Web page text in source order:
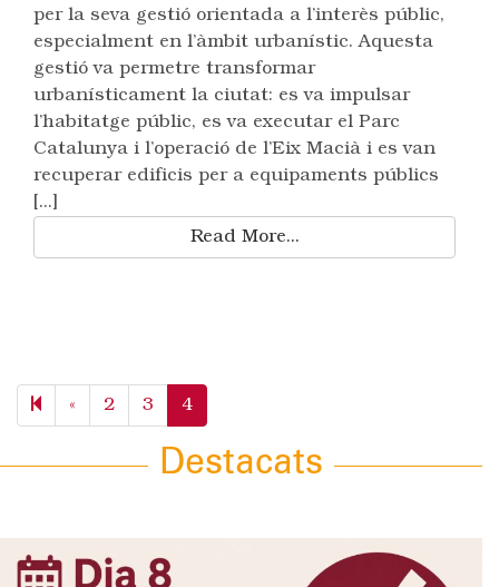
per la seva gestió orientada a l’interès públic,
especialment en l’àmbit urbanístic. Aquesta
gestió va permetre transformar
urbanísticament la ciutat: es va impulsar
l’habitatge públic, es va executar el Parc
Catalunya i l’operació de l’Eix Macià i es van
recuperar edificis per a equipaments públics
[...]
Read More...
« Previous
page
2 3 4
Destacats